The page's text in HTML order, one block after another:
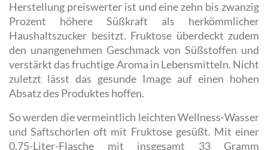
Herstellung preiswerter ist und eine zehn bis zwanzig
Prozent höhere Süßkraft als herkömmlicher
Haushaltszucker besitzt. Fruktose überdeckt zudem
den unangenehmen Geschmack von Süßstoffen und
verstärkt das fruchtige Aroma in Lebensmitteln. Nicht
zuletzt lässt das gesunde Image auf einen hohen
Absatz des Produktes hoffen.
So werden die vermeintlich leichten Wellness-Wasser
und Saftschorlen oft mit Fruktose gesüßt. Mit einer
0,75-Liter-Flasche mit insgesamt 33 Gramm